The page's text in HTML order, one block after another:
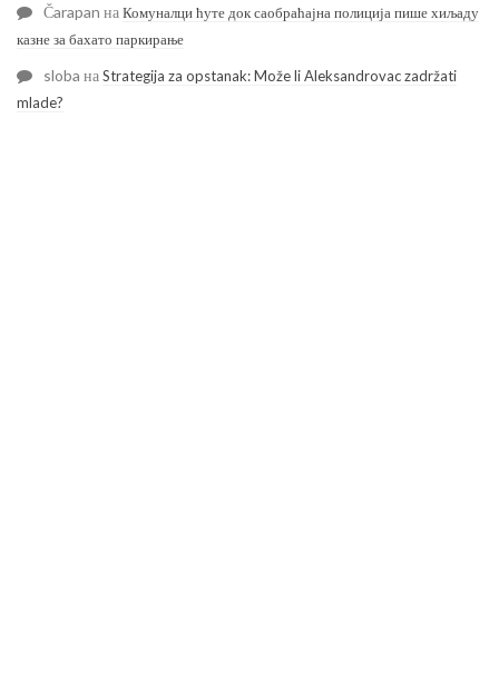
Čarapan наКомуналци ћуте док саобраћајна полиција пише хиљаду
казне за бахато паркирање
sloba наStrategija za opstanak: Može li Aleksandrovac zadržati
mlade?